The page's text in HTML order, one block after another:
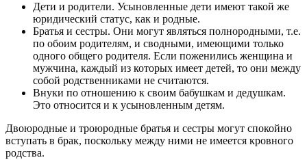
Дети и родители. Усыновленные дети имеют такой же
юридический статус, как и родные.
Братья и сестры. Они могут являться полнородными, т.е.
по обоим родителям, и сводными, имеющими только
одного общего родителя. Если поженились женщина и
мужчина, каждый из которых имеет детей, то они между
собой родственниками не считаются.
Внуки по отношению к своим бабушкам и дедушкам.
Это относится и к усыновленным детям.
Двоюродные и троюродные братья и сестры могут спокойно
вступать в брак, поскольку между ними не имеется кровного
родства.